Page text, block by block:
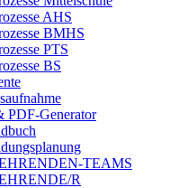
AHS
BMHS
PTS
BS
PDF-Generator
TEAMS
R